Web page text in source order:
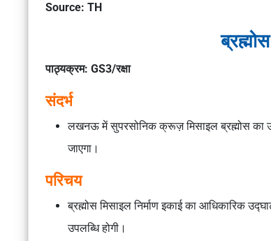
Source: TH
पाठ्यक्रम: GS3/रक्षा
संदर्भ
लखनऊ में सुपरसोनिक क्रूज़ मिसाइल ब्रह्मोस का
जाएगा।
परिचय
ब्रह्मोस मिसाइल निर्माण इकाई का आधिकारिक
उपलब्धि होगी।